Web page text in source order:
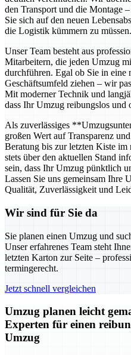
den Transport und die Montage
Sie sich auf den neuen
die Logistik kümmern zu müssen.
Unser Team besteht aus
Mitarbeitern, die jeden Umzug
durchführen. Egal ob Sie in eine
Geschäftsumfeld ziehen – wir
Mit moderner Technik und
dass Ihr Umzug reibungslos und
Als zuverlässiges
großen Wert auf Transparenz
Beratung bis zur letzten Kiste im
stets über den aktuellen Stand
sein, dass Ihr Umzug pünktlich
Lassen Sie uns gemeinsam Ihre
Qualität, Zuverlässigkeit und
Wir sind für Sie da
Sie planen einen Umzug und
Unser erfahrenes Team steht
letzten Karton zur Seite –
termingerecht.
Jetzt schnell vergleichen
Umzug planen leicht
Experten für einen
Umzug